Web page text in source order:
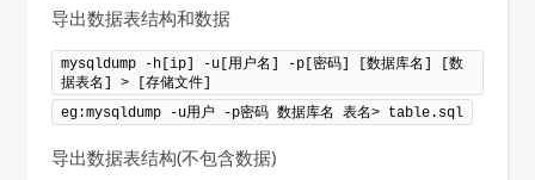
导出数据表结构和数据
mysqldump -h[ip] -u[用户名] -p[密码] [数据库名] [数
据表名] > [存储文件]
eg:mysqldump -u用户 -p密码 数据库名 表名> table.sql
导出数据表结构(不包含数据)